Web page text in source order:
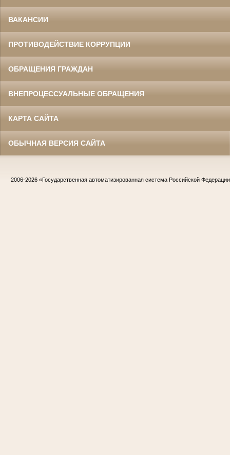
ВАКАНСИИ
ПРОТИВОДЕЙСТВИЕ КОРРУПЦИИ
ОБРАЩЕНИЯ ГРАЖДАН
ВНЕПРОЦЕССУАЛЬНЫЕ ОБРАЩЕНИЯ
КАРТА САЙТА
ОБЫЧНАЯ ВЕРСИЯ САЙТА
2006-2026 «Государственная автоматизированная система Российской